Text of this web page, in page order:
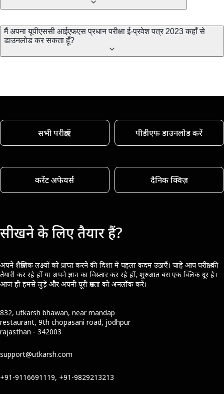
मैं अपना यूपीएससी आईएफएस प्रधान परीक्षा ई-प्रवेश पत्र 2023 कहाँ से
डाउनलोड कर सकता हूँ?
सभी परीक्षाएँ पीडीएफ डाउनलोड करें
करेंट अफेयर्स दैनिक क्विज़
सीखने के लिए तैयार हैं?
अपने शैक्षणिक लक्ष्यों को प्राप्त करने की दिशा में पहला कदम उठाएँ। चाहे आप परीक्षा की
तैयारी कर रहे हों या अपने ज्ञान का विस्तार कर रहे हों, शुरुआत बस एक क्लिक दूर है।
आज ही हमसे जुड़ें और अपनी पूरी क्षमता को अनलॉक करें।
832, utkarsh bhawan, near mandap
restaurant, 9th chopasani road, jodhpur
rajasthan - 342003
support@utkarsh.com
+91-9116691119, +91-9829213213